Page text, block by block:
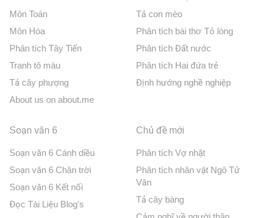
Môn Toán
Môn Hóa
Phân tích Tây Tiến
Tranh tô màu
Tả cây phượng
About us on about.me
Tả con mèo
Phân tích bài thơ Tỏ lòng
Phân tích Đất nước
Phân tích Hai đứa trẻ
Định hướng nghề nghiệp
Soạn văn 6
Soạn văn 6 Cánh diều
Soạn văn 6 Chân trời
Soạn văn 6 Kết nối
Đọc Tài Liệu Blog's
Chủ đề mới
Phân tích Vợ nhặt
Phân tích nhân vật Ngô Tử
Văn
Tả cây bàng